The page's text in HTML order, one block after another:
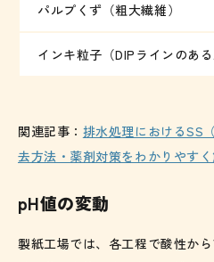
パルプくず（粗大繊維）
インキ粒子（DIPラインのある
関連記事： 排水処理におけるSS
去方法・薬剤対策をわかりやす
pH値の変動
製紙工場では、各工程で酸性か